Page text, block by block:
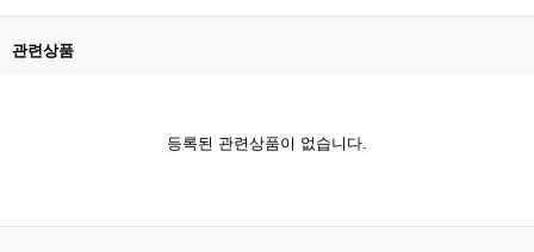
관련상품
등록된 관련상품이 없습니다.